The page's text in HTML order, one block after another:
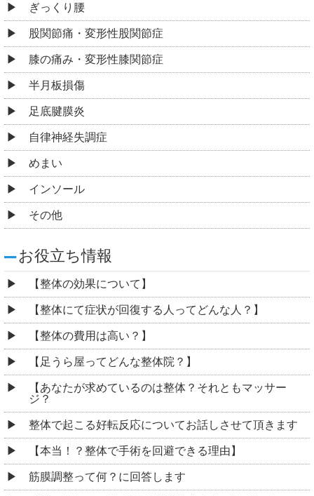
ぎっくり腰
股関節痛・変形性股関節症
膝の痛み・変形性膝関節症
半月板損傷
足底腱膜炎
自律神経失調症
めまい
インソール
その他
お役立ち情報
【整体の効果について】
【整体にて症状が回復する人ってどんな人？】
【整体の費用は高い？】
【足うら屋ってどんな整体院？】
【あなたが求めているのは整体？それともマッサー
ジ？
整体で起こる好転反応についてお話しさせて頂きます
【本当！？整体で手術を回避できる理由】
筋膜調整って何？に回答します